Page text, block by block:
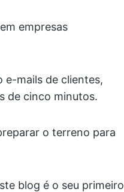
empresas
e-mails de clientes,
de cinco minutos.
o terreno para
blog é o seu primeiro